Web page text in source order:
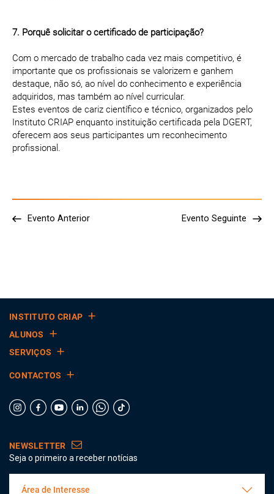
7. Porquê solicitar o certificado de participação?
Com o mercado de trabalho cada vez mais competitivo, é
importante que os profissionais se valorizem e ganhem
destaque, não só, ao nível do conhecimento e experiência
adquiridos, mas também ao nível curricular.
Estes eventos de cariz científico e técnico, organizados pelo
Instituto CRIAP enquanto instituição certificada pela DGERT,
oferecem aos seus participantes um reconhecimento
profissional.
Evento Anterior Evento Seguinte
INSTITUTO CRIAP
ALUNOS
SERVIÇOS
CONTACTOS
NEWSLETTER
Seja o primeiro a receber notícias
Área de Interesse